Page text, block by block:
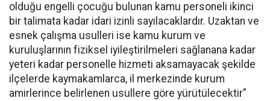
olduğu engelli çocuğu bulunan kamu personeli ikinci
bir talimata kadar idari izinli sayılacaklardır. Uzaktan ve
esnek çalışma usulleri ise kamu kurum ve
kuruluşlarının fiziksel iyileştirilmeleri sağlanana kadar
yeteri kadar personelle hizmeti aksamayacak şekilde
ilçelerde kaymakamlarca, il merkezinde kurum
amirlerince belirlenen usullere göre yürütülecektir"